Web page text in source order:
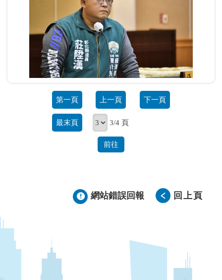
第一頁 上一頁 下一頁
最末頁 3/4 頁
前往
網站錯誤回報 回上頁